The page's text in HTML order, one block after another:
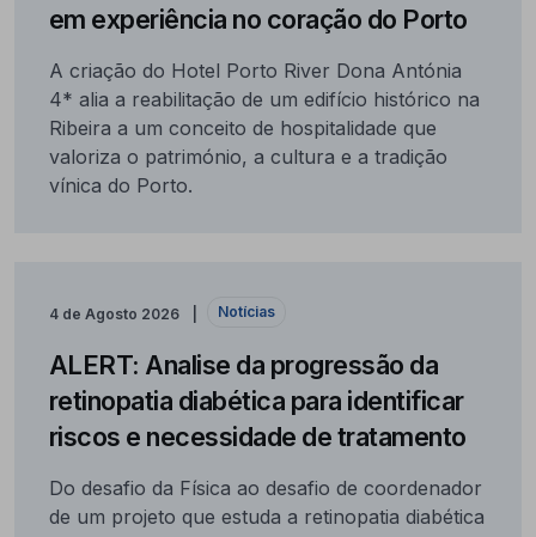
em experiência no coração do Porto
A criação do Hotel Porto River Dona Antónia
4* alia a reabilitação de um edifício histórico na
Ribeira a um conceito de hospitalidade que
valoriza o património, a cultura e a tradição
vínica do Porto.
4 de Agosto 2026 Notícias
ALERT: Analise da progressão da
retinopatia diabética para identificar
riscos e necessidade de tratamento
Do desafio da Física ao desafio de coordenador
de um projeto que estuda a retinopatia diabética